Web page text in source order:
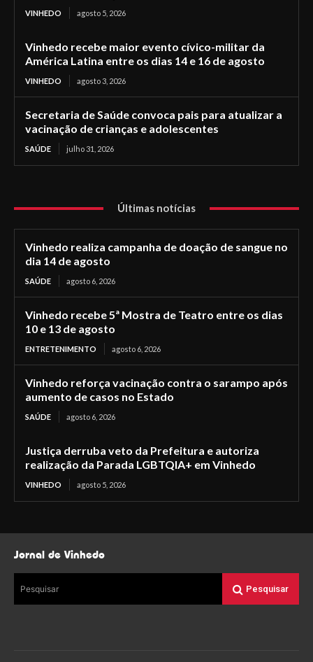
VINHEDO agosto 5, 2026
Vinhedo recebe maior evento cívico-militar da
América Latina entre os dias 14 e 16 de agosto
VINHEDO agosto 3, 2026
Secretaria de Saúde convoca pais para atualizar a
vacinação de crianças e adolescentes
SAÚDE julho 31, 2026
Últimas notícias
Vinhedo realiza campanha de doação de sangue no
dia 14 de agosto
SAÚDE agosto 6, 2026
Vinhedo recebe 5ª Mostra de Teatro entre os dias
10 e 13 de agosto
ENTRETENIMENTO agosto 6, 2026
Vinhedo reforça vacinação contra o sarampo após
aumento de casos no Estado
SAÚDE agosto 6, 2026
Justiça derruba veto da Prefeitura e autoriza
realização da Parada LGBTQIA+ em Vinhedo
VINHEDO agosto 5, 2026
Jornal de Vinhedo
Pesquisar Pesquisar